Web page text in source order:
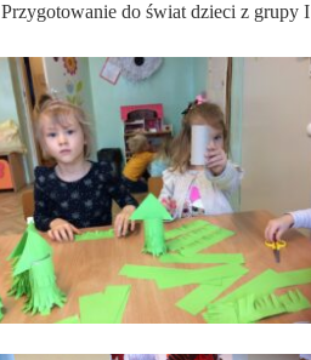
Przygotowanie do świat dzieci z grupy I